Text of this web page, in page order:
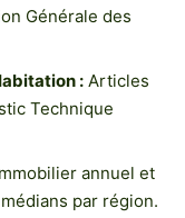
Générale des
: Articles
Technique
annuel et
par région.